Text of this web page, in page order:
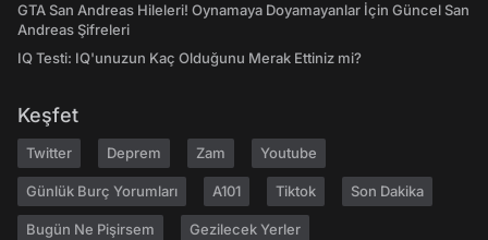
GTA San Andreas Hileleri! Oynamaya Doyamayanlar İçin Güncel San
Andreas Şifreleri
IQ Testi: IQ'unuzun Kaç Olduğunu Merak Ettiniz mi?
Keşfet
Twitter Deprem Zam Youtube
Günlük Burç Yorumları A101 Tiktok Son Dakika
Bugün Ne Pişirsem Gezilecek Yerler